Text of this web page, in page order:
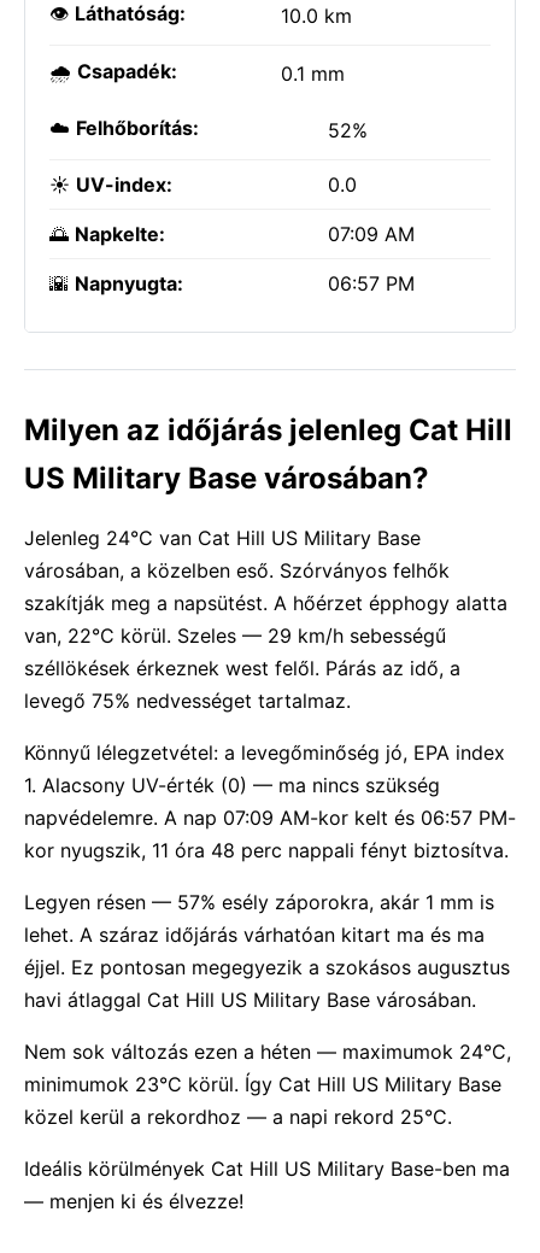
👁️ Láthatóság: 10.0 km
🌧️ Csapadék: 0.1 mm
☁️ Felhőborítás: 52%
☀️ UV-index: 0.0
🌅 Napkelte: 07:09 AM
🌇 Napnyugta: 06:57 PM
Milyen az időjárás jelenleg Cat Hill
US Military Base városában?
Jelenleg 24°C van Cat Hill US Military Base
városában, a közelben eső. Szórványos felhők
szakítják meg a napsütést. A hőérzet épphogy alatta
van, 22°C körül. Szeles — 29 km/h sebességű
széllökések érkeznek west felől. Párás az idő, a
levegő 75% nedvességet tartalmaz.
Könnyű lélegzetvétel: a levegőminőség jó, EPA index
1. Alacsony UV-érték (0) — ma nincs szükség
napvédelemre. A nap 07:09 AM-kor kelt és 06:57 PM-
kor nyugszik, 11 óra 48 perc nappali fényt biztosítva.
Legyen résen — 57% esély záporokra, akár 1 mm is
lehet. A száraz időjárás várhatóan kitart ma és ma
éjjel. Ez pontosan megegyezik a szokásos augusztus
havi átlaggal Cat Hill US Military Base városában.
Nem sok változás ezen a héten — maximumok 24°C,
minimumok 23°C körül. Így Cat Hill US Military Base
közel kerül a rekordhoz — a napi rekord 25°C.
Ideális körülmények Cat Hill US Military Base-ben ma
— menjen ki és élvezze!